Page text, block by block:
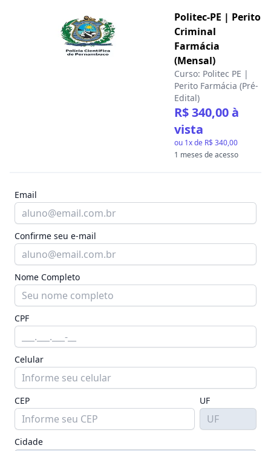
Politec-PE | Perito
Criminal
Farmácia
(Mensal)
Curso: Politec PE |
Perito Farmácia (Pré-
Edital)
R$ 340,00 à
vista
ou 1x de R$ 340,00
1 meses de acesso
Email
Confirme seu e-mail
Nome Completo
CPF
Celular
CEP UF
Cidade